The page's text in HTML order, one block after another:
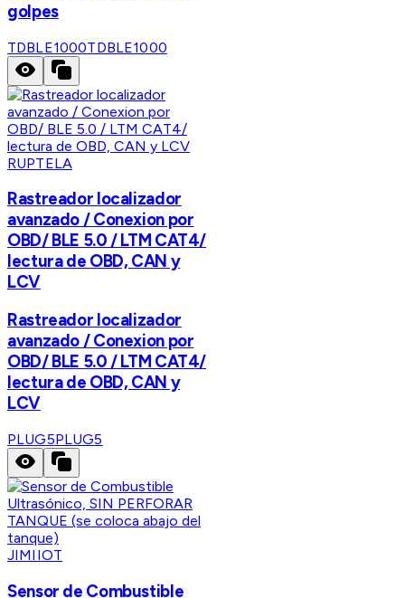
golpes
TDBLE1000TDBLE1000
RUPTELA
Rastreador localizador
avanzado / Conexion por
OBD/ BLE 5.0 / LTM CAT4/
lectura de OBD, CAN y
LCV
Rastreador localizador
avanzado / Conexion por
OBD/ BLE 5.0 / LTM CAT4/
lectura de OBD, CAN y
LCV
PLUG5PLUG5
JIMIIOT
Sensor de Combustible